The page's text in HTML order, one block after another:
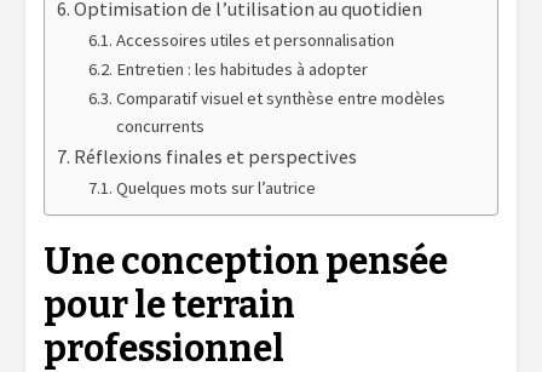
Optimisation de l’utilisation au quotidien
Accessoires utiles et personnalisation
Entretien : les habitudes à adopter
Comparatif visuel et synthèse entre modèles
concurrents
Réflexions finales et perspectives
Quelques mots sur l’autrice
Une conception pensée
pour le terrain
professionnel